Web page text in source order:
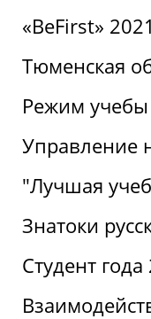
«BeFirst» 2021
Тюменская
Режим учебы
Управление
"Лучшая
Знатоки
Студент